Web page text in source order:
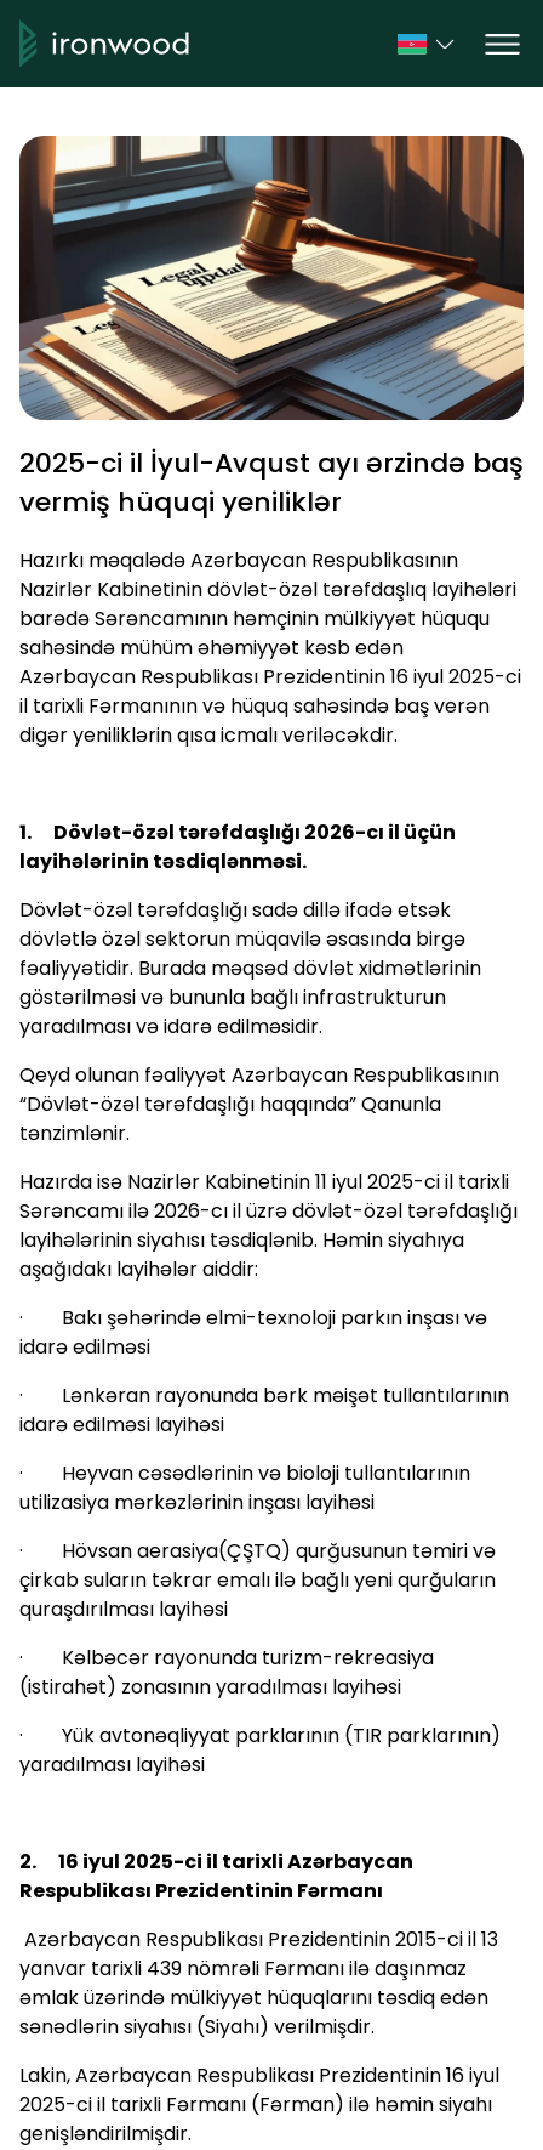
2025-ci il İyul-Avqust ayı ərzində baş
vermiş hüquqi yeniliklər
Hazırkı məqalədə Azərbaycan Respublikasının
Nazirlər Kabinetinin dövlət-özəl tərəfdaşlıq layihələri
barədə Sərəncamının həmçinin mülkiyyət hüququ
sahəsində mühüm əhəmiyyət kəsb edən
Azərbaycan Respublikası Prezidentinin 16 iyul 2025-ci
il tarixli Fərmanının və hüquq sahəsində baş verən
digər yeniliklərin qısa icmalı veriləcəkdir.
1. Dövlət-özəl tərəfdaşlığı 2026-cı il üçün
layihələrinin təsdiqlənməsi.
Dövlət-özəl tərəfdaşlığı sadə dillə ifadə etsək
dövlətlə özəl sektorun müqavilə əsasında birgə
fəaliyyətidir. Burada məqsəd dövlət xidmətlərinin
göstərilməsi və bununla bağlı infrastrukturun
yaradılması və idarə edilməsidir.
Qeyd olunan fəaliyyət Azərbaycan Respublikasının
“Dövlət-özəl tərəfdaşlığı haqqında” Qanunla
tənzimlənir.
Hazırda isə Nazirlər Kabinetinin 11 iyul 2025-ci il tarixli
Sərəncamı ilə 2026-cı il üzrə dövlət-özəl tərəfdaşlığı
layihələrinin siyahısı təsdiqlənib. Həmin siyahıya
aşağıdakı layihələr aiddir:
· Bakı şəhərində elmi-texnoloji parkın inşası və
idarə edilməsi
· Lənkəran rayonunda bərk məişət tullantılarının
idarə edilməsi layihəsi
· Heyvan cəsədlərinin və bioloji tullantılarının
utilizasiya mərkəzlərinin inşası layihəsi
· Hövsan aerasiya(ÇŞTQ) qurğusunun təmiri və
çirkab suların təkrar emalı ilə bağlı yeni qurğuların
quraşdırılması layihəsi
· Kəlbəcər rayonunda turizm-rekreasiya
(istirahət) zonasının yaradılması layihəsi
· Yük avtonəqliyyat parklarının (TIR parklarının)
yaradılması layihəsi
2. 16 iyul 2025-ci il tarixli Azərbaycan
Respublikası Prezidentinin Fərmanı
Azərbaycan Respublikası Prezidentinin 2015-ci il 13
yanvar tarixli 439 nömrəli Fərmanı ilə daşınmaz
əmlak üzərində mülkiyyət hüquqlarını təsdiq edən
sənədlərin siyahısı (Siyahı) verilmişdir.
Lakin, Azərbaycan Respublikası Prezidentinin 16 iyul
2025-ci il tarixli Fərmanı (Fərman) ilə həmin siyahı
genişləndirilmişdir.